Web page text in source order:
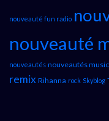
nouveauté fun radio
nouveauté
nouveautés nouveautés
remix Rihanna rock Skyblog